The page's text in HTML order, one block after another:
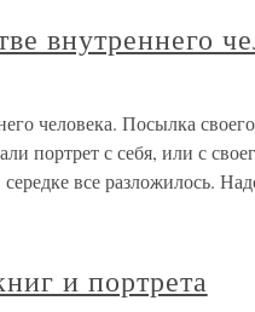
внутреннего
человека. Посылка
портрет с себя, или с
все разложилось.
и портрета